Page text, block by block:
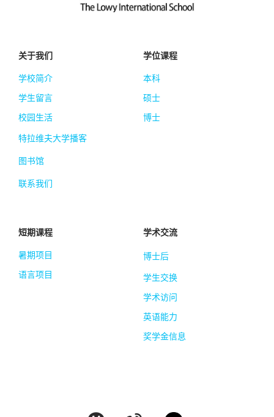
关于我们
学校简介
学生留言
校园生活
特拉维夫大学播客
图书馆
联系我们
学位课程
本科
硕士
博士
短期课程
暑期项目
语言项目
学术交流
博士后
学生交换
学术访问
英语能力
奖学金信息